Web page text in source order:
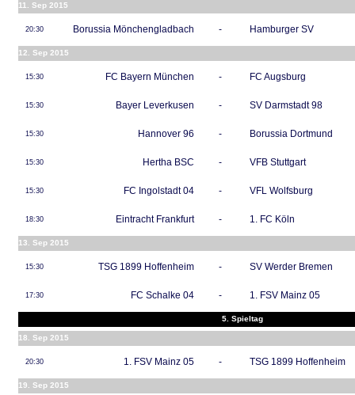
11. Sep 2015
20:30 Borussia Mönchengladbach - Hamburger SV
12. Sep 2015
15:30 FC Bayern München - FC Augsburg
15:30 Bayer Leverkusen - SV Darmstadt 98
15:30 Hannover 96 - Borussia Dortmund
15:30 Hertha BSC - VFB Stuttgart
15:30 FC Ingolstadt 04 - VFL Wolfsburg
18:30 Eintracht Frankfurt - 1. FC Köln
13. Sep 2015
15:30 TSG 1899 Hoffenheim - SV Werder Bremen
17:30 FC Schalke 04 - 1. FSV Mainz 05
5. Spieltag
18. Sep 2015
20:30 1. FSV Mainz 05 - TSG 1899 Hoffenheim
19. Sep 2015